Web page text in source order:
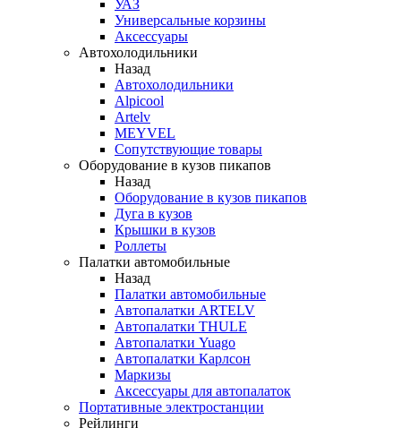
УАЗ
Универсальные корзины
Аксессуары
Автохолодильники
Назад
Автохолодильники
Alpicool
Artelv
MEYVEL
Сопутствующие товары
Оборудование в кузов пикапов
Назад
Оборудование в кузов пикапов
Дуга в кузов
Крышки в кузов
Роллеты
Палатки автомобильные
Назад
Палатки автомобильные
Автопалатки ARTELV
Автопалатки THULE
Автопалатки Yuago
Автопалатки Карлсон
Маркизы
Аксессуары для автопалаток
Портативные электростанции
Рейлинги